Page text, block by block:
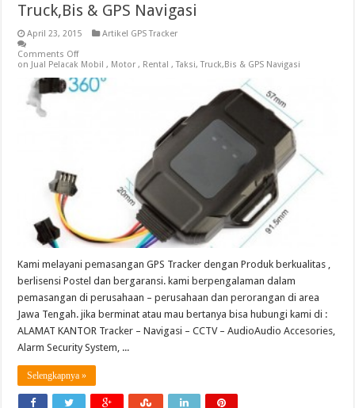
Truck,Bis & GPS Navigasi
April 23, 2015
Artikel GPS Tracker
Comments Off
on Jual Pelacak Mobil , Motor , Rental , Taksi, Truck,Bis & GPS Navigasi
Kami melayani pemasangan GPS Tracker dengan Produk berkualitas ,
berlisensi Postel dan bergaransi. kami berpengalaman dalam
pemasangan di perusahaan – perusahaan dan perorangan di area
Jawa Tengah. jika berminat atau mau bertanya bisa hubungi kami di :
ALAMAT KANTOR Tracker – Navigasi – CCTV – AudioAudio Accesories,
Alarm Security System, ...
Selengkapnya »